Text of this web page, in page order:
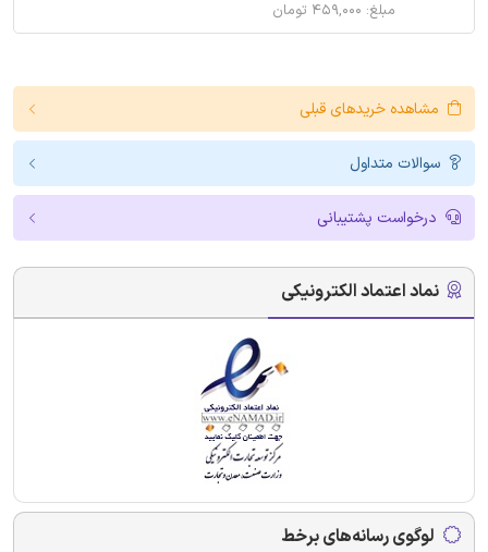
مبلغ: ۴۵۹,۰۰۰ تومان
مشاهده خریدهای قبلی
سوالات متداول
درخواست پشتیبانی
نماد اعتماد الکترونیکی
لوگوی رسانه‌های برخط